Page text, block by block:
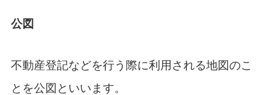
公図
不動産登記などを行う際に利用される地図のこ
とを公図といいます。